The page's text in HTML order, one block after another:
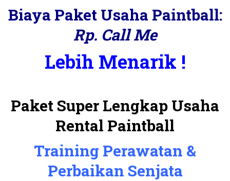
Biaya Paket Usaha Paintball:
Rp. Call Me
Lebih Menarik !
Paket Super Lengkap Usaha
Rental Paintball
Training Perawatan &
Perbaikan Senjata